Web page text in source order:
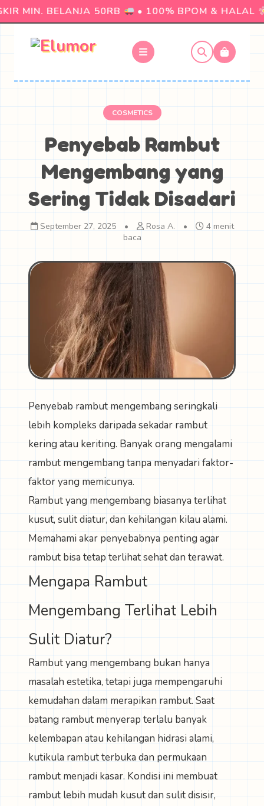
MIN. BELANJA 50RB • 100% BPOM & HALAL
COSMETICS
Penyebab Rambut
Mengembang yang
Sering Tidak Disadari
September 27, 2025 • Rosa A. •
4 menit
baca
Penyebab rambut mengembangseringkali
lebih kompleks daripada sekadar rambut
kering atau keriting. Banyak orang mengalami
rambut mengembang tanpa menyadari faktor-
faktor yang memicunya.
Rambut yang mengembang biasanya terlihat
kusut, sulit diatur, dan kehilangan kilau alami.
Memahami akar penyebabnya penting agar
rambut bisa tetap terlihat sehat dan terawat.
Mengapa Rambut
Mengembang Terlihat Lebih
Sulit Diatur?
Rambut yang mengembang bukan hanya
masalah estetika, tetapi juga mempengaruhi
kemudahan dalam merapikan rambut. Saat
batang rambut menyerap terlalu banyak
kelembapan atau kehilangan hidrasi alami,
kutikula rambut terbuka dan permukaan
rambut menjadi kasar. Kondisi ini membuat
rambut lebih mudah kusut dan sulit disisir,